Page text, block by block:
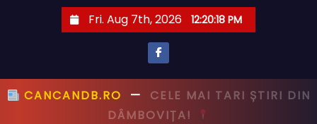
Fri. Aug 7th, 2026 12:20:19 PM
CANCANDB.RO— PRIMUL CU ȘTIREA,
PRIMUL CU ADEVĂRUL!